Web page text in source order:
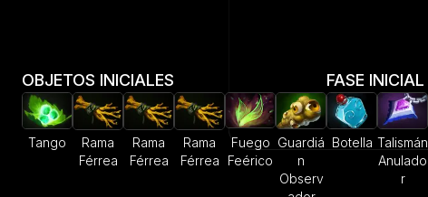
OBJETOS INICIALES
Tango
Rama
Férrea
Rama
Férrea
Rama
Férrea
Fuego
Feérico
Guardiá
n
Observ
FASE INICIAL
Botella Talismán
Anulado
r